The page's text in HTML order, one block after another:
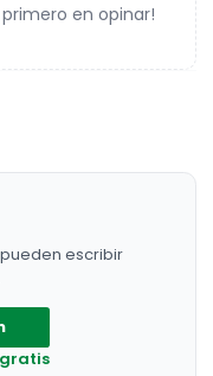
en opinar!
escribir